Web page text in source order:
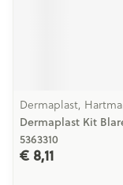
Dermaplast,
Dermaplast Kit
5363310
€ 8,11